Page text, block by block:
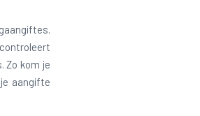
Zo kom je
aangifte